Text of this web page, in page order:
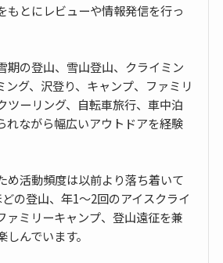
もとにレビューや情報発信を行っ
期の登山、雪山登山、クライミン
ング、沢登り、キャンプ、ファミリ
ツーリング、自転車旅行、車中泊
れながら幅広いアウトドアを経験
め活動頻度は以前より落ち着いて
の登山、年1〜2回のアイスクライ
ァミリーキャンプ、登山遠征を兼
んでいます。